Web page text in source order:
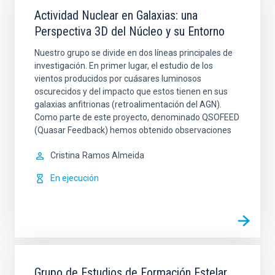
Actividad Nuclear en Galaxias: una
Perspectiva 3D del Núcleo y su Entorno
Nuestro grupo se divide en dos líneas principales de
investigación. En primer lugar, el estudio de los
vientos producidos por cuásares luminosos
oscurecidos y del impacto que estos tienen en sus
galaxias anfitrionas (retroalimentación del AGN).
Como parte de este proyecto, denominado QSOFEED
(Quasar Feedback) hemos obtenido observaciones
Cristina Ramos Almeida
En ejecución